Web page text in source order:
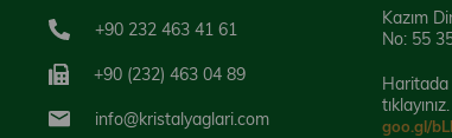
+90 232 463 41 61
+90 (232) 463 04 89
info@kristalyaglari.com
Kazım
No: 55
tıklayınız.
goo.gl/